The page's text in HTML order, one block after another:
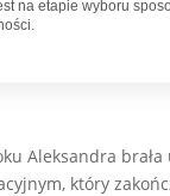
na etapie wyboru
Aleksandra brała
który